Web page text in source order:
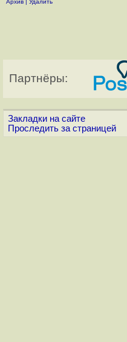
Архив | Удалить
Партнёры:
Закладки на сайте
Проследить за страницей